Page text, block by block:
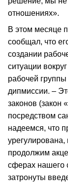
отношениях».
В этом месяце
сообщал, что
создании
ситуации
рабочей группы
дипмиссии. –
законов (закон
посредством
надеемся, что
продолжим
сферах нашего
затронуты